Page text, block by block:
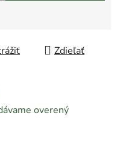
Zdieľať
overený